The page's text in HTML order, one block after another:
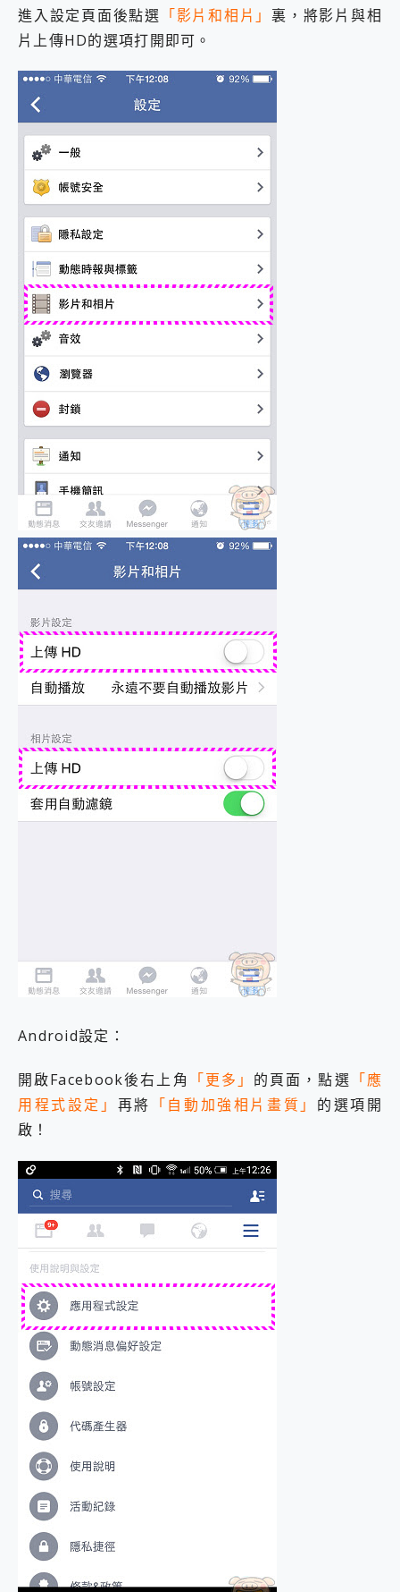
進入設定頁面後點選 「影片和相片」裏，將影片與相
片上傳HD的選項打開即可。
Android設定：
開啟Facebook後右上角 「更多」 的頁面，點選 「應
用程式設定」 再將 「自動加強相片畫質」 的選項開
啟！